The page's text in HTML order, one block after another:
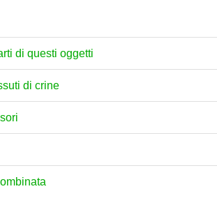
di questi oggetti
di crine